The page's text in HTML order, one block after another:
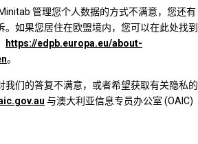
管理您个人数据的方式不满意，您还有
。如果您居住在欧盟境内，您可以在此处找到
https://edpb.europa.eu/about-
。
我们的答复不满意，或者希望获取有关隐私的
与澳大利亚信息专员办公室 (OAIC)